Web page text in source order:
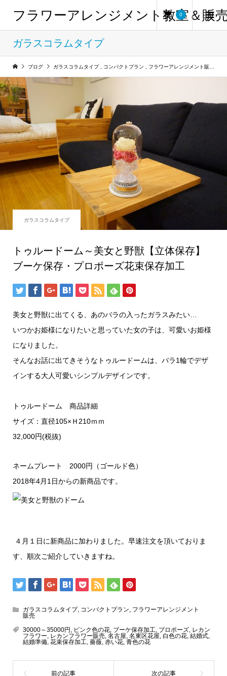
フラワーアレンジメント教室＆販
0
ガラスコラムタイプ
ブログ ガラスコラムタイプ コンパクトプラン フラワーアレンジメント販売
ガラスコラムタイプ
トゥルードーム～美女と野獣【立体保存】
ブーケ保存・プロポーズ花束保存加工
美女と野獣に出てくる、あのバラの入ったガラスみたい…
いつかお姫様になりたいと思っていた女の子は、可愛いお姫様
になりました。
そんなお話に出てきそうなトゥルードームは、バラ1輪でデザ
インする大人可愛いシンプルデザインです。
トゥルードーム 商品詳細
サイズ：直径105×Ｈ210ｍｍ
32,000円(税抜)
ネームプレート 2000円（ゴールド色）
2018年4月1日からの新商品です。
４月１日に新商品に加わりました。早速注文を頂いておりま
す、順次ご紹介していきますね。
ガラスコラムタイプ, コンパクトプラン, フラワーアレンジメント
販売
30000～35000円 , ピンク色の花, ブーケ保存加工, プロポーズ, レカン
フラワー, レカンフラワー販売, 名古屋, 名東区花屋, 白色の花, 結婚式,
結婚準備, 花束保存加工, 薔薇, 赤い花, 青色の花